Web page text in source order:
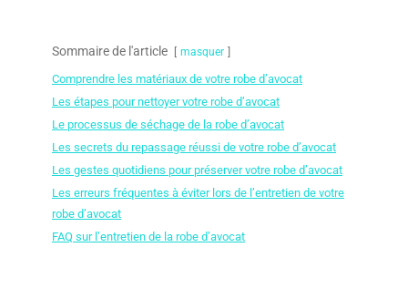
Sommaire de l'article masquer
Comprendre les matériaux de votre robe d’avocat
Les étapes pour nettoyer votre robe d’avocat
Le processus de séchage de la robe d’avocat
Les secrets du repassage réussi de votre robe d’avocat
Les gestes quotidiens pour préserver votre robe d’avocat
Les erreurs fréquentes à éviter lors de l’entretien de votre
robe d’avocat
FAQ sur l’entretien de la robe d’avocat